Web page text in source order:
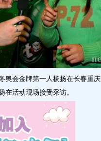
会金牌第一人杨扬在长春重庆
在活动现场接受采访。